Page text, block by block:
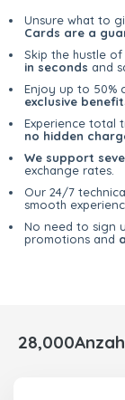
Unsure what to
Cards are a
Skip the hustle of
in seconds and
Enjoy up to 50%
exclusive
Experience total
no hidden
We support
exchange rates.
Our 24/7
smooth
No need to sign
promotions and